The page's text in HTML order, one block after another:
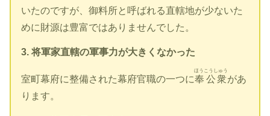
いたのですが、御料所と呼ばれる直轄地が少ないた
めに財源は豊富ではありませんでした。
3. 将軍家直轄の軍事力が大きくなかった
室町幕府に整備された幕府官職の一つに奉公衆
ほうこうしゅう
があ
ります。